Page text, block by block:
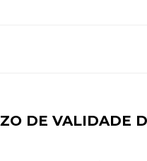
DE VALIDADE